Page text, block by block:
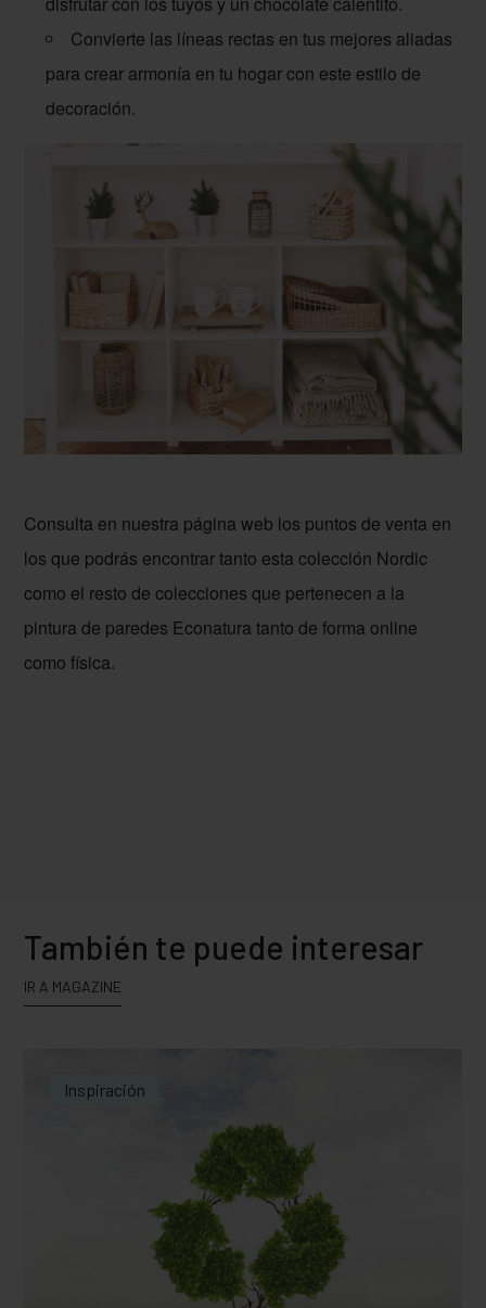
Convierte las líneas rectas en tus mejores aliadas
para crear armonía en tu hogar con este estilo de
decoración.
Consulta en nuestra página web los puntos de venta en
los que podrás encontrar tanto esta colección Nordic
como el resto de colecciones que pertenecen a la
pintura de paredes Econatura tanto de forma online
como física.
También te puede interesar
IR A MAGAZINE
Inspiración